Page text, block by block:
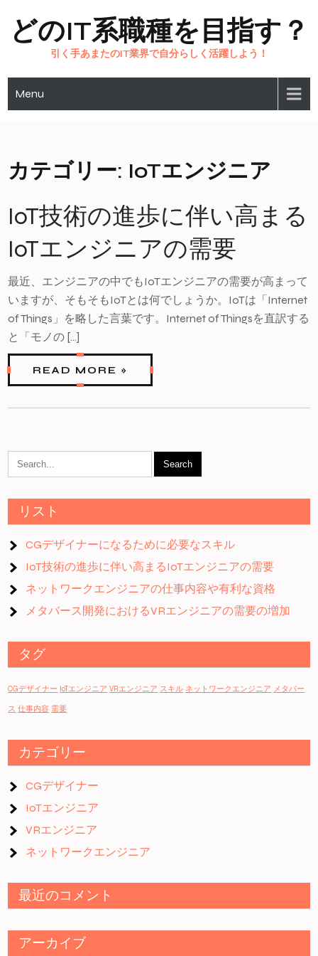
content
どのIT系職種を目指す？
引く手あまたのIT業界で自分らしく活躍しよう！
Menu
カテゴリー: IoTエンジニア
IoT技術の進歩に伴い高まる
IoTエンジニアの需要
最近、エンジニアの中でもIoTエンジニアの需要が高まって
いますが、そもそもIoTとは何でしょうか。IoTは「Internet
of Things」を略した言葉です。Internet of Thingsを直訳する
と「モノの […]
READ MORE »
リスト
CGデザイナーになるために必要なスキル
IoT技術の進歩に伴い高まるIoTエンジニアの需要
ネットワークエンジニアの仕事内容や有利な資格
メタバース開発におけるVRエンジニアの需要の増加
タグ
CGデザイナー IoTエンジニア VRエンジニア スキル ネットワークエンジニア メタバー
ス 仕事内容 需要
カテゴリー
CGデザイナー
IoTエンジニア
VRエンジニア
ネットワークエンジニア
最近のコメント
アーカイブ